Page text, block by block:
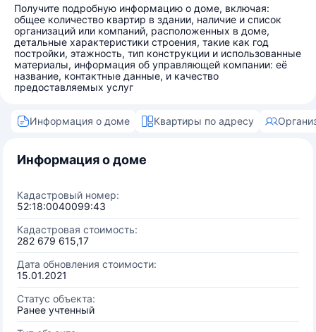
Получите подробную информацию о доме, включая:
общее количество квартир в здании, наличие и список
организаций или компаний, расположенных в доме,
детальные характеристики строения, такие как год
постройки, этажность, тип конструкции и использованные
материалы, информация об управляющей компании: её
название, контактные данные, и качество
предоставляемых услуг
Информация о доме Квартиры по адресу
Информация о доме
Кадастровый номер:
52:18:0040099:43
Кадастровая стоимость:
282 679 615,17
Дата обновления стоимости:
15.01.2021
Статус объекта:
Ранее учтенный